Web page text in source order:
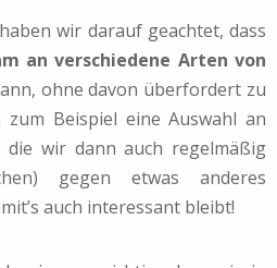
wir darauf geachtet, dass
an verschiedene Arten von
ohne davon überfordert zu
Beispiel eine Auswahl an
die wir dann auch regelmäßig
gegen etwas anderes
auch interessant bleibt!